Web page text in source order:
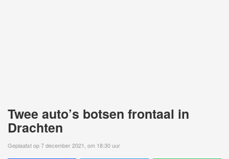
Twee auto’s botsen frontaal in
Drachten
Geplaatst op 7 december 2021, om 18:30 uur